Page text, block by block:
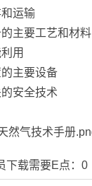
运输
主要工艺和材料
用
主要设备
安全技术
下载需要E点：0